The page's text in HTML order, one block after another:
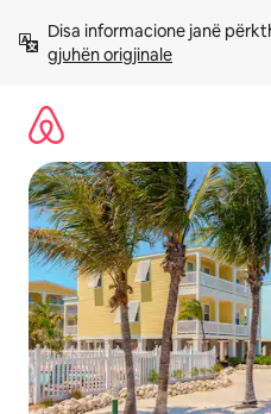
përmbajtja
Disa informacione janë
gjuhën origjinale